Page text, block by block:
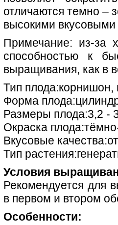
отличаются темно –
высокими вкусовыми
Примечание: из-за
способностью к
выращивания, как в
Тип плода:корнишон,
Форма
Размеры плода:3,2 -
Окраска
Вкусовые
Тип
Условия
Рекомендуется для
в первом и втором
Особенности: